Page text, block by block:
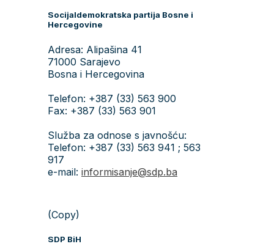
Socijaldemokratska partija Bosne i
Hercegovine
Adresa: Alipašina 41
71000 Sarajevo
Bosna i Hercegovina
Telefon: +387 (33) 563 900
Fax: +387 (33) 563 901
Služba za odnose s javnošću:
Telefon: +387 (33) 563 941 ; 563
917
e-mail: informisanje@sdp.ba
(Copy)
SDP BiH